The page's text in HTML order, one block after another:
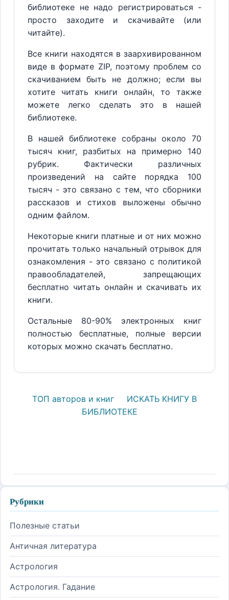
библиотеке не надо регистрироваться -
просто заходите и скачивайте (или
читайте).
Все книги находятся в заархивированном
виде в формате ZIP, поэтому проблем со
скачиванием быть не должно; если вы
хотите читать книги онлайн, то также
можете легко сделать это в нашей
библиотеке.
В нашей библиотеке собраны около 70
тысяч книг, разбитых на примерно 140
рубрик. Фактически различных
произведений на сайте порядка 100
тысяч - это связано с тем, что сборники
рассказов и стихов выложены обычно
одним файлом.
Некоторые книги платные и от них можно
прочитать только начальный отрывок для
ознакомления - это связано с политикой
правообладателей, запрещающих
бесплатно читать онлайн и скачивать их
книги.
Остальные 80-90% электронных книг
полностью бесплатные, полные версии
которых можно скачать бесплатно.
ТОП авторов и книг
ИСКАТЬ КНИГУ В
БИБЛИОТЕКЕ
Рубрики
Полезные статьи
Античная литература
Астрология
Астрология. Гадание